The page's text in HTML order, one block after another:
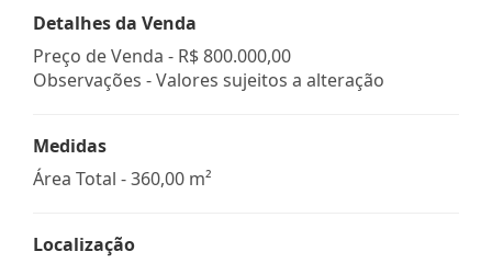
Detalhes da Venda
Preço de Venda - R$ 800.000,00
Observações - Valores sujeitos a alteração
Medidas
Área Total - 360,00 m²
Localização